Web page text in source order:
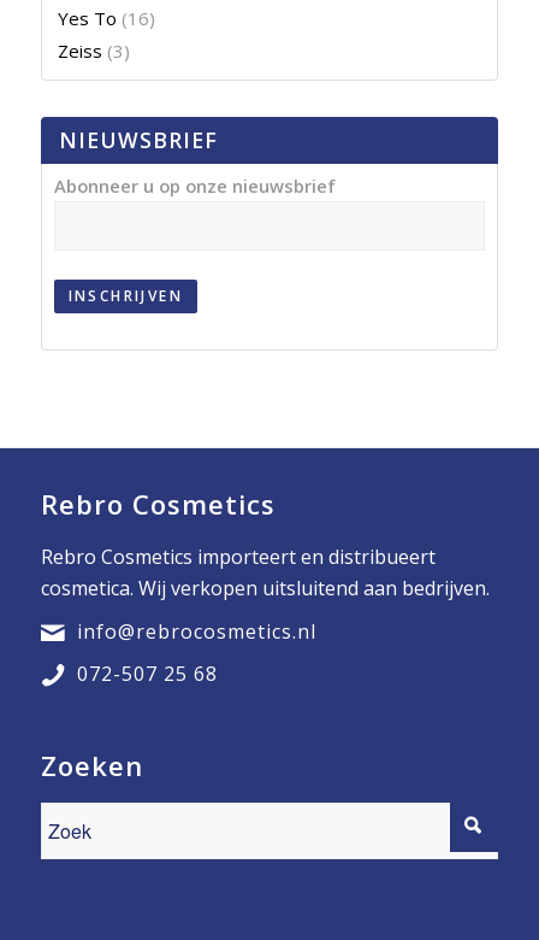
Yes To (16)
Zeiss (3)
NIEUWSBRIEF
Abonneer u op onze nieuwsbrief
INSCHRIJVEN
Rebro Cosmetics
Rebro Cosmetics importeert en distribueert
cosmetica. Wij verkopen uitsluitend aan bedrijven.
info@rebrocosmetics.nl
072-507 25 68
Zoeken